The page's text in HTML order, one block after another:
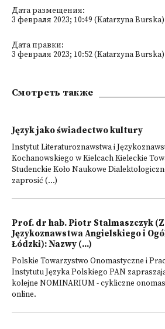
Дата размещения:
3 февраля 2023; 10:49 (Katarzyna Burska)
Дата правки:
3 февраля 2023; 10:52 (Katarzyna Burska)
Смотреть также
Język jako świadectwo kultury
Instytut Literaturoznawstwa i
Kochanowskiego w Kielcach Kieleckie
Studenckie Koło Naukowe
zaprosić (...)
Prof. dr hab. Piotr Stalmaszczyk
Językoznawstwa Angielskiego i
Łódzki): Nazwy (...)
Polskie Towarzystwo Onomastyczne i
Instytutu Języka Polskiego PAN
kolejne NOMINARIUM - cykliczne
online.